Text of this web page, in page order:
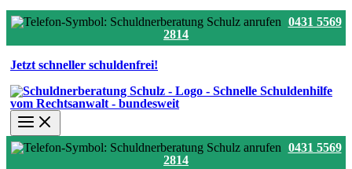
0431 5569
2814
Jetzt schneller schuldenfrei!
0431 5569
2814